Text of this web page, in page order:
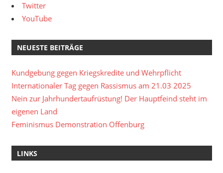
Twitter
YouTube
NEUESTE BEITRÄGE
Kundgebung gegen Kriegskredite und Wehrpflicht
Internationaler Tag gegen Rassismus am 21.03 2025
Nein zur Jahrhundertaufrüstung! Der Hauptfeind steht im
eigenen Land
Feminismus Demonstration Offenburg
LINKS